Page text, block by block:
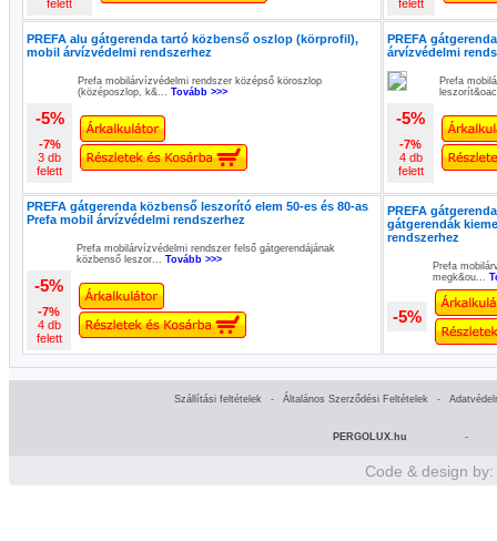
felett
felett
PREFA alu gátgerenda tartó közbenső oszlop (körprofil),
mobil árvízvédelmi rendszerhez
Prefa mobilárvízvédelmi rendszer középső köroszlop
(középoszlop, k&... Tovább >>>
-5%
-7%
3 db
felett
PREFA
árvízvédelmi
Prefa
-5%
-7%
4 db
felett
PREFA gátgerenda közbenső leszorító elem 50-es és 80-as
Prefa mobil árvízvédelmi rendszerhez
Prefa mobilárvízvédelmi rendszer felső gátgerendájának
közbenső leszor... Tovább >>>
-5%
-7%
4 db
felett
PREFA
gátgerendák
rendszerhez
Prefa
megk&ou...
-5%
Szállítási feltételek - Általános Szerződési Feltételek -
PERGOLUX.hu -
Code & design by: